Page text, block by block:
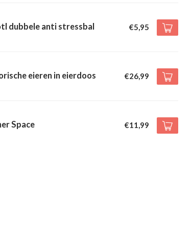
dubbele anti stressbal €5,95
eieren in eierdoos €26,99
Space €11,99